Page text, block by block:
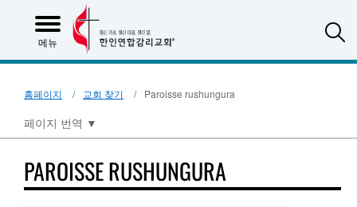
메뉴
홈페이지 교회 찾기 Paroisse rushungura
페이지 번역 ▼
PAROISSE RUSHUNGURA